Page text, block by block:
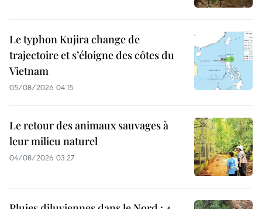
Le typhon Kujira change de
trajectoire et s’éloigne des côtes du
Vietnam
05/08/2026 04:15
Le retour des animaux sauvages à
leur milieu naturel
04/08/2026 03:27